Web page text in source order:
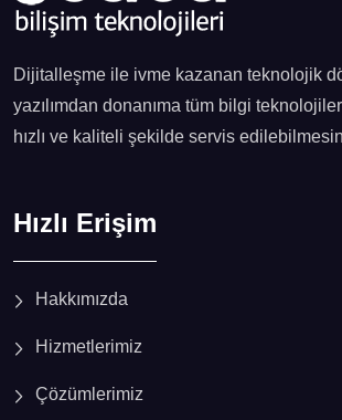
Dijitalleşme ile ivme kazanan teknolojik
yazılımdan donanıma tüm bilgi
hızlı ve kaliteli şekilde servis
Hızlı Erişim
Hakkımızda
Hizmetlerimiz
Çözümlerimiz